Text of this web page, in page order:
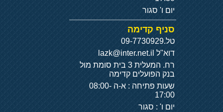
יום ו' סגור
סניף קדימה
טל.09-7730929
דוא"ל
רח. המעלית 3 בית סומת מול
בנק הפועלים קדימה
שעות פתיחה : א-ה 08:00-
17:00
יום ו' : סגור